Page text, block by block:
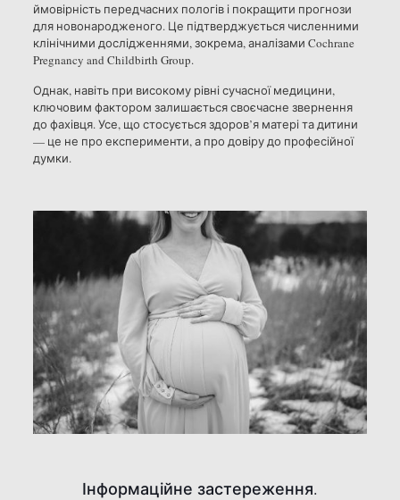
ймовірність передчасних пологів і покращити прогнози
для новонародженого. Це підтверджується численними
клінічними дослідженнями, зокрема, аналізами Cochrane
Pregnancy and Childbirth Group.
Однак, навіть при високому рівні сучасної медицини,
ключовим фактором залишається своєчасне звернення
до фахівця. Усе, що стосується здоров’я матері та дитини
— це не про експерименти, а про довіру до професійної
думки.
Інформаційне застереження.